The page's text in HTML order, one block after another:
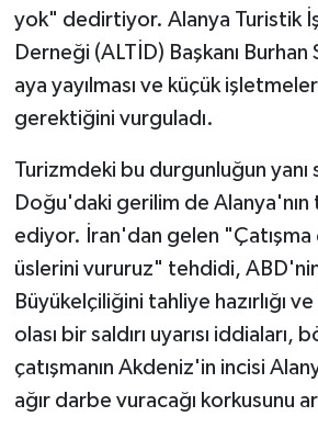
yok" dedirtiyor. Alanya Turistik
Derneği (ALTİD) Başkanı
aya yayılması ve küçük
gerektiğini vurguladı.
Turizmdeki bu durgunluğun yanı
Doğu'daki gerilim de
ediyor. İran'dan gelen "Çatışma
üslerini vururuz" tehdidi,
Büyükelçiliğini tahliye hazırlığı
olası bir saldırı uyarısı iddiaları,
çatışmanın Akdeniz'in incisi
ağır darbe vuracağı korkusunu